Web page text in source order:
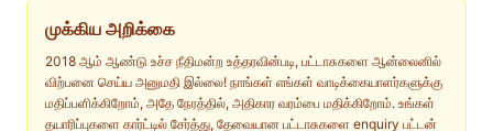
முக்கிய அறிக்கை
2018 ஆம் ஆண்டு உச்ச நீதிமன்ற உத்தரவின்படி, பட்டாசுகளை ஆன்லைனில்
விற்பனை செய்ய அனுமதி இல்லை! நாங்கள் எங்கள் வாடிக்கையாளர்களுக்கு
மதிப்பளிக்கிறோம், அதே நேரத்தில், அதிகார வரம்பை மதிக்கிறோம். உங்கள்
தயாரிப்புகளை கார்ட்டில் சேர்த்து, தேவையான பட்டாசுகளை enquiry பட்டன்